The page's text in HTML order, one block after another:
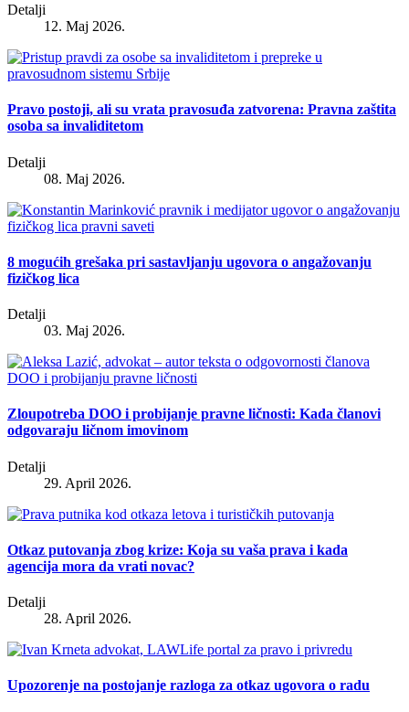
Detalji
12. Maj 2026.
Pravo postoji, ali su vrata pravosuđa zatvorena: Pravna zaštita
osoba sa invaliditetom
Detalji
08. Maj 2026.
8 mogućih grešaka pri sastavljanju ugovora o angažovanju
fizičkog lica
Detalji
03. Maj 2026.
Zloupotreba DOO i probijanje pravne ličnosti: Kada članovi
odgovaraju ličnom imovinom
Detalji
29. April 2026.
Otkaz putovanja zbog krize: Koja su vaša prava i kada
agencija mora da vrati novac?
Detalji
28. April 2026.
Upozorenje na postojanje razloga za otkaz ugovora o radu